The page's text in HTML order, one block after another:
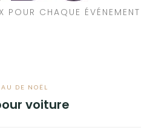
POUR CHAQUE ÉVÉNEMENT
DE NOËL
voiture